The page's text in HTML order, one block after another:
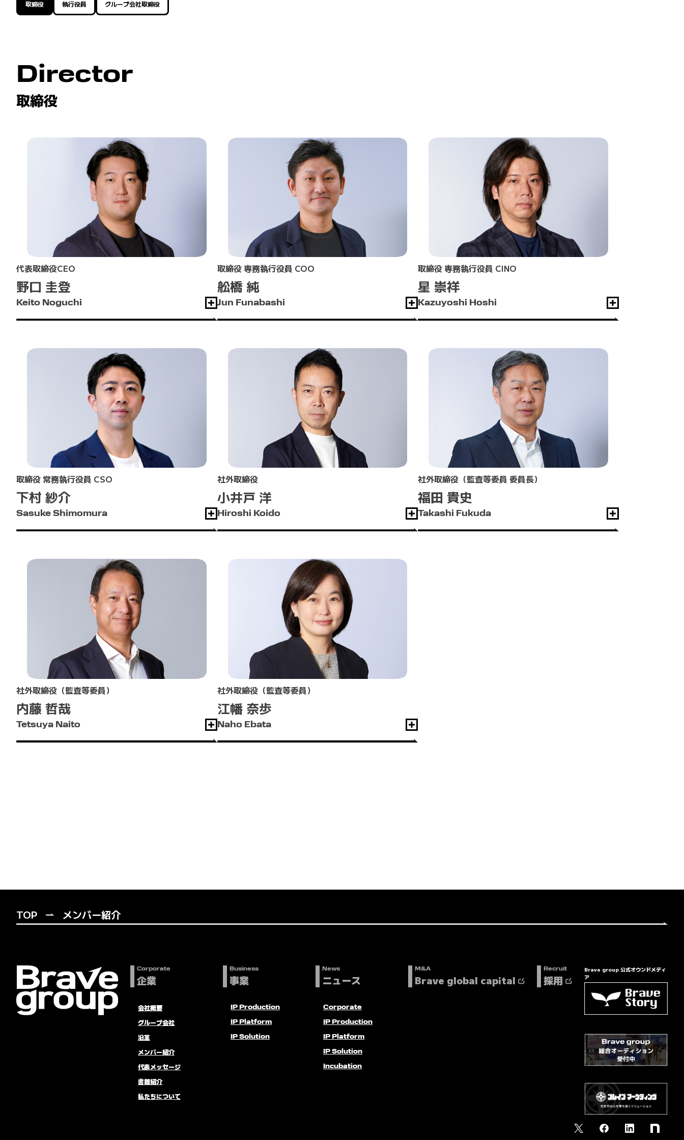
取締役 執行役員 グループ会社取締役
Director
取締役
代表取締役CEO
野口 圭登
Keito Noguchi
取締役 専務執行役員 COO
舩橋 純
Jun Funabashi
取締役 専務執行役員 CINO
星 崇祥
Kazuyoshi Hoshi
取締役 常務執行役員 CSO
下村 紗介
Sasuke Shimomura
社外取締役
小井戸 洋
Hiroshi Koido
社外取締役（監査等委員 委員長）
福田 貴史
Takashi Fukuda
社外取締役（監査等委員）
内藤 哲哉
Tetsuya Naito
社外取締役（監査等委員）
江幡 奈歩
Naho Ebata
TOP メンバー紹介
Corporate
企業
会社概要
グループ会社
沿革
メンバー紹介
代表メッセージ
書籍紹介
私たちについて
Business
事業
IP Production
IP Platform
IP Solution
News
ニュース
Corporate
IP Production
IP Platform
IP Solution
Incubation
M&A
Brave global capital
Recruit
採用
Brave group 公式オウンドメディ
ア